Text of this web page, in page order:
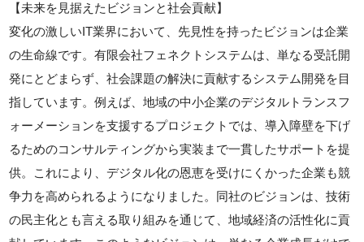
【未来を見据えたビジョンと社会貢献】
変化の激しいIT業界において、先見性を持ったビジョンは企業
の生命線です。有限会社フェネクトシステムは、単なる受託開
発にとどまらず、社会課題の解決に貢献するシステム開発を目
指しています。例えば、地域の中小企業のデジタルトランスフ
ォーメーションを支援するプロジェクトでは、導入障壁を下げ
るためのコンサルティングから実装まで一貫したサポートを提
供。これにより、デジタル化の恩恵を受けにくかった企業も競
争力を高められるようになりました。同社のビジョンは、技術
の民主化とも言える取り組みを通じて、地域経済の活性化に貢